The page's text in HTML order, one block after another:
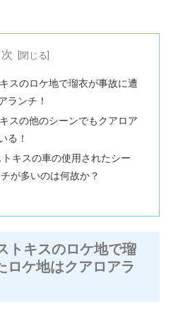
スのロケ地で瑠衣が事故に遭
ランチ！
スの他のシーンでもクアロア
る！
キスの車の使用されたシー
が多いのは何故か？
トキスのロケ地で瑠
ロケ地はクアロアラ